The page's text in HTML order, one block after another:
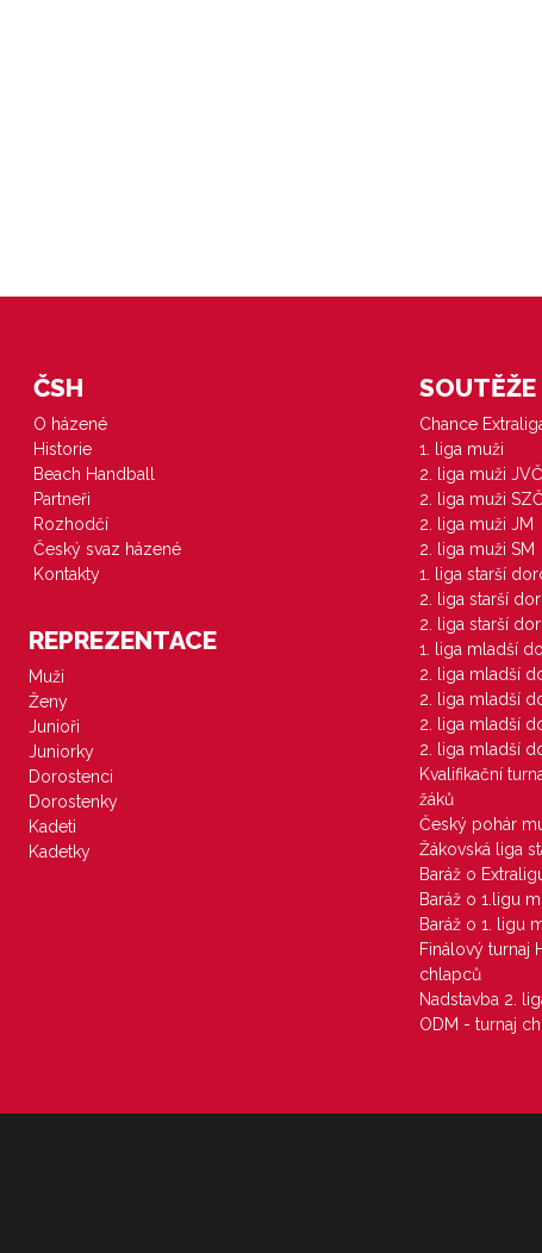
ČSH
O házené
Historie
Beach Handball
Partneři
Rozhodčí
Český svaz házené
Kontakty
REPREZENTACE
Muži
Ženy
Junioři
Juniorky
Dorostenci
Dorostenky
Kadeti
Kadetky
Chance
1. liga muži
2. liga muži JVČ
2. liga muži SZČ
2. liga muži JM
2. liga muži SM
1. liga starší
2. liga starší
2. liga starší
1. liga mladší
2. liga mladší
2. liga mladší
2. liga mladší
2. liga mladší
Kvalifikační
žáků
Český pohár
Žákovská liga
Baráž o
Baráž o 1.ligu
Baráž o 1. ligu
Finálový turnaj
chlapců
Nadstavba 2.
ODM - turnaj